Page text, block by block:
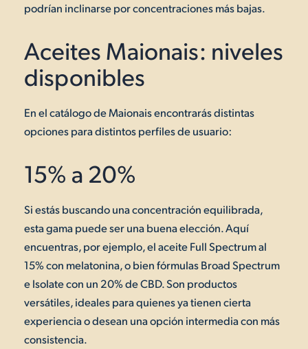
podrían inclinarse por concentraciones más bajas.
Aceites Maionais: niveles
disponibles
En el catálogo de Maionais encontrarás distintas
opciones para distintos perfiles de usuario:
15% a 20%
Si estás buscando una concentración equilibrada,
esta gama puede ser una buena elección. Aquí
encuentras, por ejemplo, el aceite Full Spectrum al
15% con melatonina, o bien fórmulas Broad Spectrum
e Isolate con un 20% de CBD. Son productos
versátiles, ideales para quienes ya tienen cierta
experiencia o desean una opción intermedia con más
consistencia.